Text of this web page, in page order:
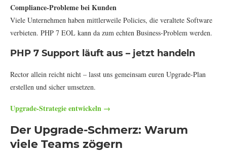
Compliance-Probleme bei Kunden
Viele Unternehmen haben mittlerweile Policies, die veraltete Software
verbieten. PHP 7 EOL kann da zum echten Business-Problem werden.
PHP 7 Support läuft aus – jetzt handeln
Rector allein reicht nicht – lasst uns gemeinsam euren Upgrade-Plan
erstellen und sicher umsetzen.
Upgrade-Strategie entwickeln →
Der Upgrade-Schmerz: Warum
viele Teams zögern